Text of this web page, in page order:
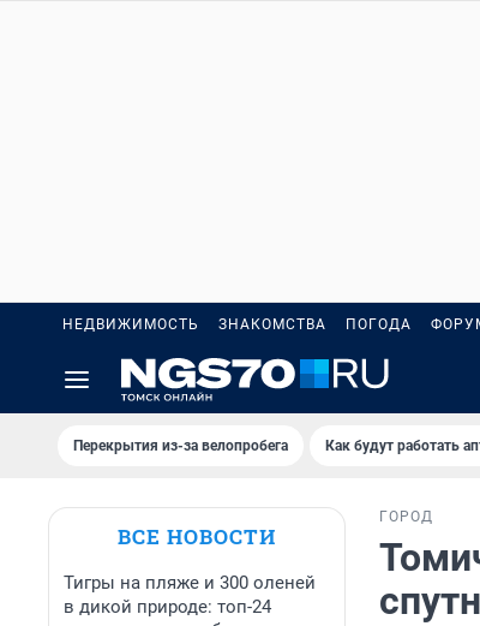
НЕДВИЖИМОСТЬ ЗНАКОМСТВА ПОГОДА
Перекрытия из-за велопробега Как будут работать
ВСЕ НОВОСТИ
Тигры на пляже и 300 оленей
в дикой природе: топ-24
ГОРОД